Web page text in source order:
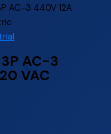
AC-3 440V 12A
AC-3
VAC